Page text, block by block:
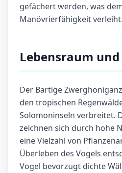
gefächert werden, was
Manövrierfähigkeit verleiht.
Lebensraum
Der Bärtige
den tropischen
Solomoninseln verbreitet.
zeichnen sich durch hohe
eine Vielzahl von
Überleben des Vogels
Vogel bevorzugt dichte